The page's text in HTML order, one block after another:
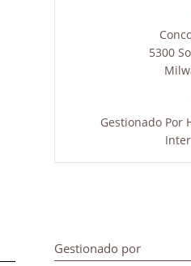
5300
Gestionado Por
Gestionado por